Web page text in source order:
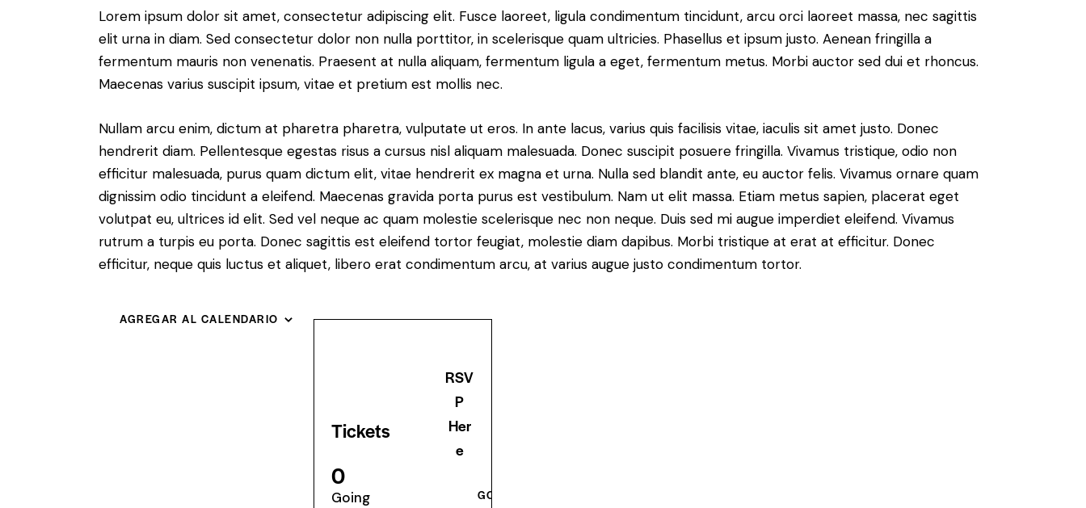
Lorem ipsum dolor sit amet, consectetur adipiscing elit. Fusce laoreet, ligula condimentum tincidunt, arcu orci laoreet massa, nec sagittis
elit urna in diam. Sed consectetur dolor non nulla porttitor, in scelerisque quam ultricies. Phasellus et ipsum justo. Aenean fringilla a
fermentum mauris non venenatis. Praesent at nulla aliquam, fermentum ligula a eget, fermentum metus. Morbi auctor sed dui et rhoncus.
Maecenas varius suscipit ipsum, vitae et pretium est mollis nec.
Nullam arcu enim, dictum at pharetra pharetra, vulputate ut eros. In ante lacus, varius quis facilisis vitae, iaculis sit amet justo. Donec
hendrerit diam. Pellentesque egestas risus a cursus nisl aliquam malesuada. Donec suscipit posuere fringilla. Vivamus tristique, odio non
efficitur malesuada, purus quam dictum elit, vitae hendrerit ex magna et urna. Nulla sed blandit ante, eu auctor felis. Vivamus ornare quam
dignissim odio tincidunt a eleifend. Maecenas gravida porta purus est vestibulum. Nam ut elit massa. Etiam metus sapien, placerat eget
volutpat eu, ultrices id elit. Sed vel neque ac quam molestie scelerisque nec non neque. Duis sed mi augue imperdiet eleifend. Vivamus
rutrum a turpis eu porta. Donec sagittis est eleifend tortor feugiat, molestie diam dapibus. Morbi tristique at erat at efficitur. Donec
efficitur, neque quis luctus et aliquet, libero erat condimentum arcu, at varius augue justo condimentum tortor.
AGREGAR AL CALENDARIO
Tickets
0
Going
RSV
P
Her
e
GOING